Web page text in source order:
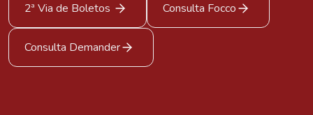
2ª Via de Boletos Consulta Focco
Consulta Demander